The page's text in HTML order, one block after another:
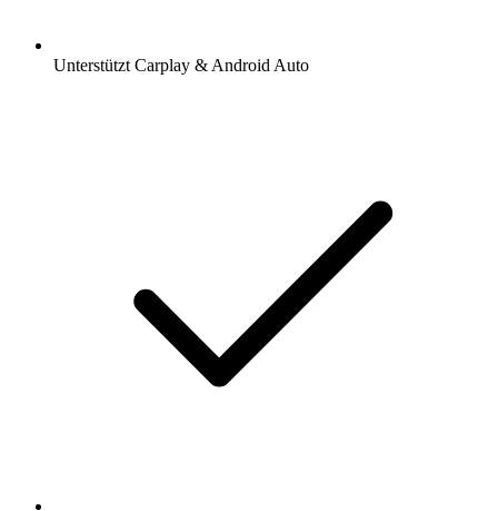
Unterstützt Carplay & Android Auto